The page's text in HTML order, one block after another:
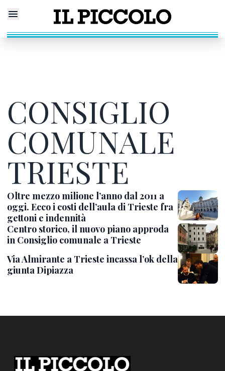
CONSIGLIO
COMUNALE
TRIESTE
Oltre mezzo milione l’anno dal 2011 a
oggi. Ecco i costi dell’aula di Trieste fra
gettoni e indennità
Centro storico, il nuovo piano approda
in Consiglio comunale a Trieste
Via Almirante a Trieste incassa l’ok della
giunta Dipiazza